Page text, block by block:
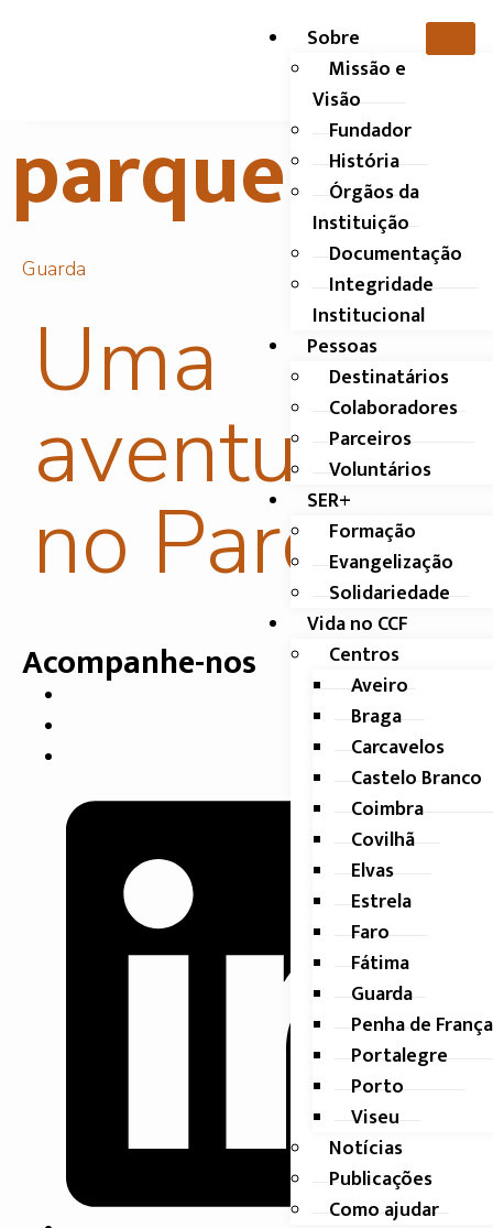
Sobre
Missão e
Visão
Fundador
História
Órgãos da
Instituição
Documentação
Integridade
Institucional
Pessoas
Destinatários
Colaboradores
Parceiros
Voluntários
SER+
Formação
Evangelização
Solidariedade
Vida no CCF
Centros
Aveiro
Braga
Carcavelos
Castelo Branco
Coimbra
Covilhã
Elvas
Estrela
Faro
Fátima
Guarda
Penha de França
Portalegre
Porto
Viseu
Notícias
Publicações
Como ajudar
parque
Guarda
Uma
aventura
no Parque
Acompanhe-nos